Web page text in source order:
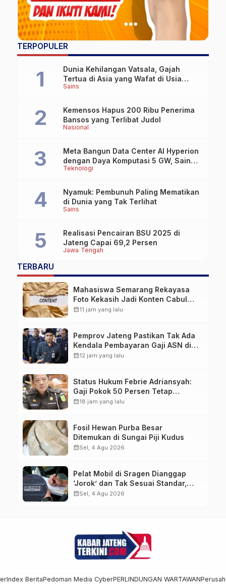
TERPOPULER
Sains
Dunia Kehilangan Vatsala, Gajah
Tertua di Asia yang Wafat di Usia
Lebih dari 100 Tahun
Nasional
Kemensos Hapus 200 Ribu Penerima
Bansos yang Terlibat Judol
Teknologi
Meta Bangun Data Center AI Hyperion
dengan Daya Komputasi 5 GW, Saingi
OpenAI dan Google
Sains
Nyamuk: Pembunuh Paling Mematikan
di Dunia yang Tak Terlihat
Jawa Tengah
Realisasi Pencairan BSU 2025 di
Jateng Capai 69,2 Persen
TERBARU
Mahasiswa Semarang Rekayasa
Foto Kekasih Jadi Konten Cabul
karena Sakit Hati
calendar_month11 jam yang lalu
Pemprov Jateng Pastikan Tak Ada
Kendala Pembayaran Gaji ASN di
Tengah Pemangkasan Transfer ke
calendar_month12 jam yang lalu
Status Hukum Febrie Adriansyah:
Gaji Pokok 50 Persen Tetap
Mengalir, Tunjangan Disetop
calendar_month18 jam yang lalu
Fosil Hewan Purba Besar
Ditemukan di Sungai Piji Kudus
calendar_monthSel, 4 Agu 2026
Pelat Mobil di Sragen Dianggap
‘Jorok’ dan Tak Sesuai Standar,
Pengemudi Kena Tilang
calendar_monthSel, 4 Agu 2026
Index BeritaPedoman Media CyberPERLINDUNGAN WARTAWAN